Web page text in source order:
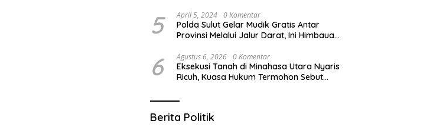
5 April 5, 2024 0 Komentar
Polda Sulut Gelar Mudik Gratis Antar
Provinsi Melalui Jalur Darat, Ini Himbauan
6 Agustus 6, 2026 0 Komentar
Eksekusi Tanah di Minahasa Utara Nyaris
Ricuh, Kuasa Hukum Termohon Sebut
Berita Politik